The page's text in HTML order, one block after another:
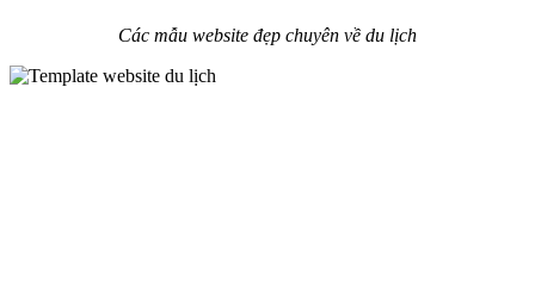
Các mẫu website đẹp chuyên về du lịch